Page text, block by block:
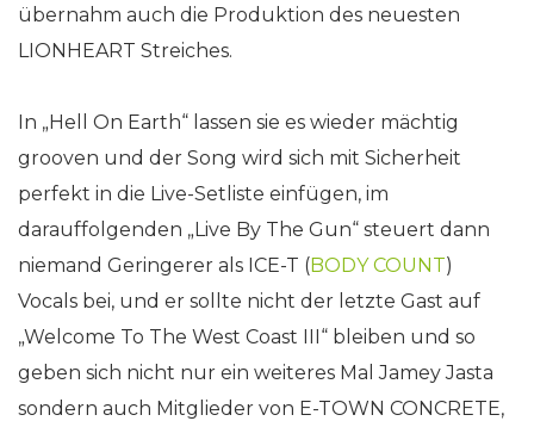
übernahm auch die Produktion des neuesten
LIONHEART Streiches.
In „Hell On Earth“ lassen sie es wieder mächtig
grooven und der Song wird sich mit Sicherheit
perfekt in die Live-Setliste einfügen, im
darauffolgenden „Live By The Gun“ steuert dann
niemand Geringerer als ICE-T (BODY COUNT)
Vocals bei, und er sollte nicht der letzte Gast auf
„Welcome To The West Coast III“ bleiben und so
geben sich nicht nur ein weiteres Mal Jamey Jasta
sondern auch Mitglieder von E-TOWN CONCRETE,